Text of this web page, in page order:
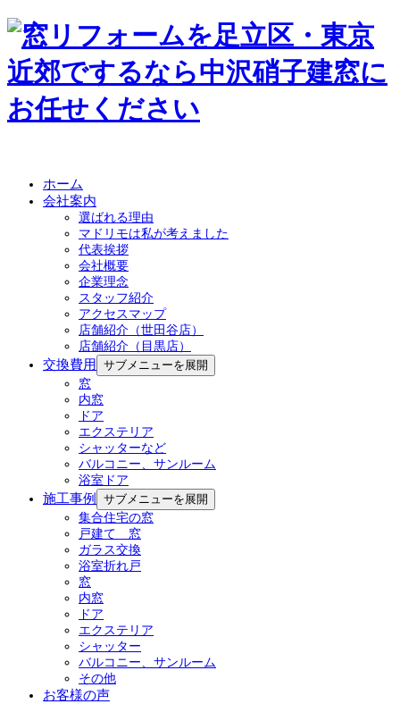
ホーム
会社案内
選ばれる理由
マドリモは私が考えました
代表挨拶
会社概要
企業理念
スタッフ紹介
アクセスマップ
店舗紹介（世田谷店）
店舗紹介（目黒店）
交換費用
サブメニューを展開
窓
内窓
ドア
エクステリア
シャッターなど
バルコニー、サンルーム
浴室ドア
施工事例
サブメニューを展開
集合住宅の窓
戸建て 窓
ガラス交換
浴室折れ戸
窓
内窓
ドア
エクステリア
シャッター
バルコニー、サンルーム
その他
お客様の声